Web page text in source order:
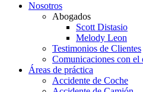
Nosotros
Abogados
Scott Distasio
Melody Leon
Testimonios de Clientes
Comunicaciones con el
Áreas de práctica
Accidente de Coche